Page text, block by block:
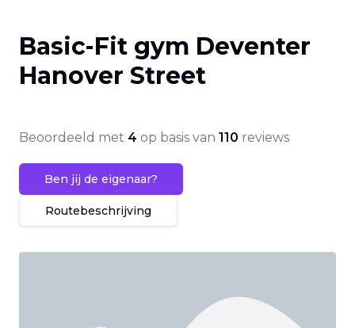
Basic-Fit gym Deventer
Hanover Street
Beoordeeld met 4 op basis van 110 reviews
Ben jij de eigenaar?
Routebeschrijving